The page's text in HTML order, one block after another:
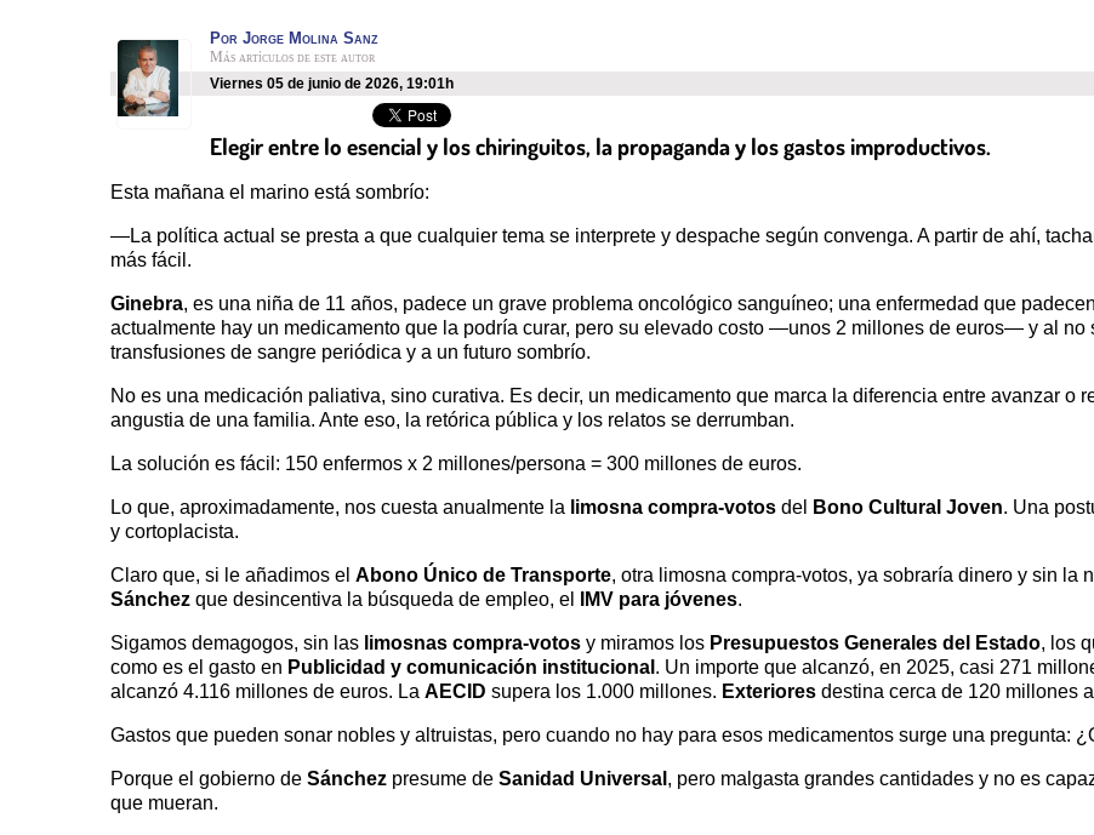
PorJorge Molina Sanz
Más artículos de este autor
viernes 05 de junio de 2026,19:01h
Elegir entre lo esencial y los chiringuitos, la propaganda y los gastos improductivos.
Esta mañana el marino está sombrío:
—La política actual se presta a que cualquier tema se interprete y despache según convenga. A partir de ahí,
más fácil.
Ginebra, es una niña de 11 años, padece un grave problema oncológico sanguíneo; una enfermedad que
actualmente hay un medicamento que la podría curar, pero su elevado costo —unos 2 millones de euros— y al no
transfusiones de sangre periódica y a un futuro sombrío.
No es una medicación paliativa, sino curativa. Es decir, un medicamento que marca la diferencia entre avanzar o
angustia de una familia. Ante eso, la retórica pública y los relatos se derrumban.
La solución es fácil: 150 enfermos x 2 millones/persona = 300 millones de euros.
Lo que, aproximadamente, nos cuesta anualmente la limosna compra-votos del Bono Cultural Joven. Una
y cortoplacista.
Claro que, si le añadimos el Abono Único de Transporte, otra limosna compra-votos, ya sobraría dinero y sin
Sánchez que desincentiva la búsqueda de empleo, el IMV para jóvenes.
Sigamos demagogos, sin las limosnas compra-votos y miramos los Presupuestos Generales del Estado, los
como es el gasto en Publicidad y comunicación institucional . Un importe que alcanzó, en 2025, casi 271
alcanzó 4.116 millones de euros. La AECID supera los 1.000 millones. Exteriores destina cerca de 120 millones
Gastos que pueden sonar nobles y altruistas, pero cuando no hay para esos medicamentos surge una pregunta:
Porque el gobierno de Sánchez presume de Sanidad Universal , pero malgasta grandes cantidades y no es
que mueran.